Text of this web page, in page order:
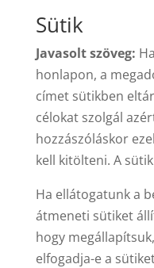
Sütik
Javasolt szöveg:
honlapon, a
címet sütikben
célokat szolgál
hozzászóláskor
kell kitölteni. A
Ha ellátogatunk a
átmeneti sütiket
hogy
elfogadja-e a